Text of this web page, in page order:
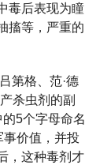
毒后表现为瞳
搐等，严重的
第格、范·德
杀虫剂的副
5个字母命名
事价值，并投
，这种毒剂才